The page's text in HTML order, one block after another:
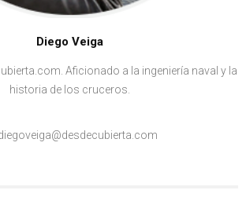
Diego Veiga
Aficionado a la ingeniería naval y la
historia de los cruceros.